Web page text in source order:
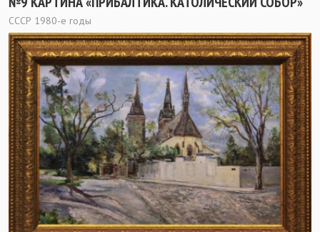
СССР 1980-е годы